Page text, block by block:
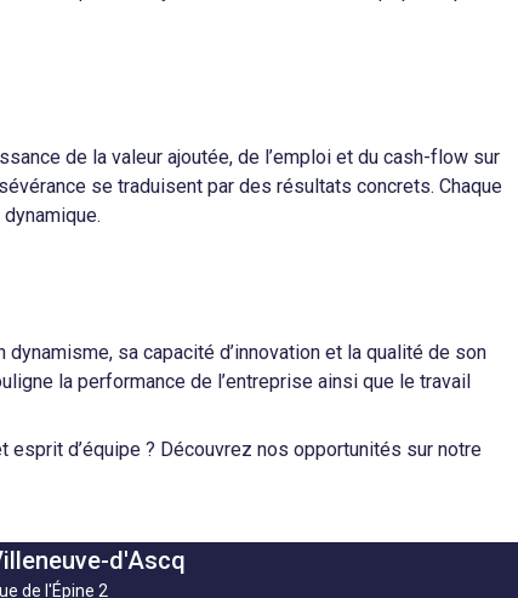
de la valeur ajoutée, de l’emploi et du cash-flow sur
se traduisent par des résultats concrets. Chaque
sa capacité d’innovation et la qualité de son
la performance de l’entreprise ainsi que le travail
d’équipe ? Découvrez nos opportunités sur notre
d'Ascq
de l'Épine 2